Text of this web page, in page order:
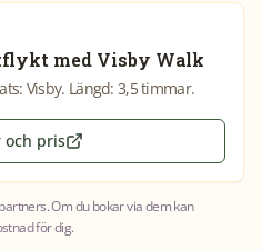
med Visby Walk
Visby. Längd: 3,5 timmar.
och pris
Om du bokar via dem kan
för dig.